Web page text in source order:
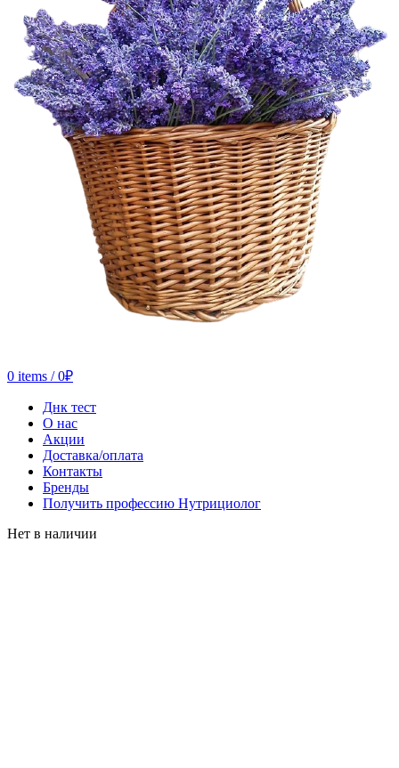
0 items / 0₽
Днк тест
О нас
Акции
Доставка/оплата
Контакты
Бренды
Получить профессию Нутрициолог
Нет в наличии